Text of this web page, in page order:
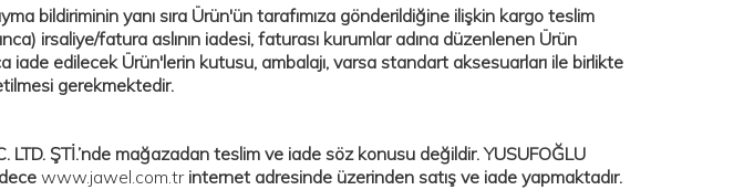
bildiriminin yanı sıra Ürün'ün tarafımıza gönderildiğine ilişkin kargo teslim
irsaliye/fatura aslının iadesi, faturası kurumlar adına düzenlenen Ürün
iade edilecek Ürün'lerin kutusu, ambalajı, varsa standart aksesuarları ile birlikte
gerekmektedir.
LTD. ŞTİ.’nde mağazadan teslim ve iade söz konusu değildir. YUSUFOĞLU
www.jawel.com.trinternet adresinde üzerinden satış ve iade yapmaktadır.